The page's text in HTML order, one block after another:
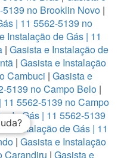
no Brooklin Novo |
| 11 5562-5139 no
Instalação de Gás | 11
| Gasista e Instalação de
| Gasista e Instalação
Cambuci | Gasista e
5139 no Campo Belo |
5562-5139 no Campo
de Gás | 11 5562-5139
e Instalação de Gás | 11
| Gasista e Instalação
Carandiru | Gasista e